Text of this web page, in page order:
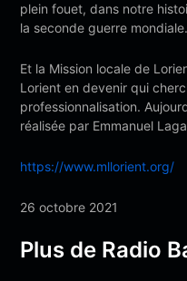
plein fouet, dans notre
la seconde guerre mondiale.
Et la Mission locale de
Lorient en devenir qui
professionnalisation.
réalisée par Emmanuel
https://www.mllorient.org/
26 octobre 2021
Plus de Radio